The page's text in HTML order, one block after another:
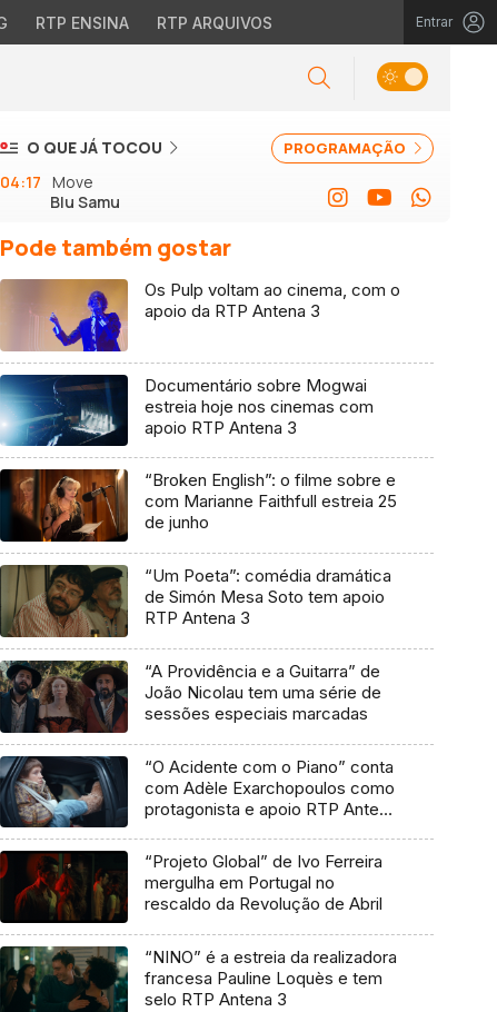
RTP ENSINA RTP ARQUIVOS Entrar
PROGRAMAÇÃO
O QUE JÁ TOCOU
04:17 Move
Blu Samu
Pode também gostar
Os Pulp voltam ao cinema, com o
apoio da RTP Antena 3
Documentário sobre Mogwai
estreia hoje nos cinemas com
apoio RTP Antena 3
“Broken English”: o filme sobre e
com Marianne Faithfull estreia 25
de junho
“Um Poeta”: comédia dramática
de Simón Mesa Soto tem apoio
RTP Antena 3
“A Providência e a Guitarra” de
João Nicolau tem uma série de
sessões especiais marcadas
“O Acidente com o Piano” conta
com Adèle Exarchopoulos como
protagonista e apoio RTP Antena
“Projeto Global” de Ivo Ferreira
mergulha em Portugal no
rescaldo da Revolução de Abril
“NINO” é a estreia da realizadora
francesa Pauline Loquès e tem
selo RTP Antena 3